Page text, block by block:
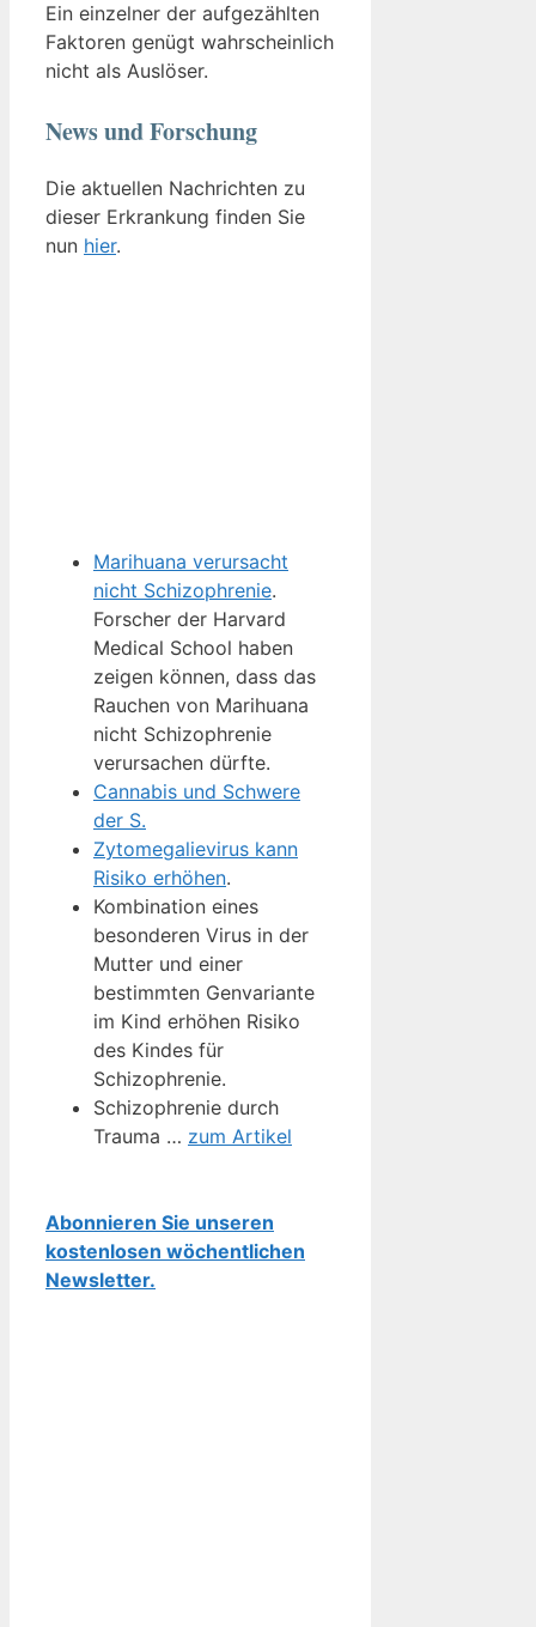
Ein einzelner der aufgezählten
Faktoren genügt wahrscheinlich
nicht als Auslöser.
News und Forschung
Die aktuellen Nachrichten zu
dieser Erkrankung finden Sie
nun hier.
Marihuana verursacht
nicht Schizophrenie.
Forscher der Harvard
Medical School haben
zeigen können, dass das
Rauchen von Marihuana
nicht Schizophrenie
verursachen dürfte.
Cannabis und Schwere
der S.
Zytomegalievirus kann
Risiko erhöhen.
Kombination eines
besonderen Virus in der
Mutter und einer
bestimmten Genvariante
im Kind erhöhen Risiko
des Kindes für
Schizophrenie.
Schizophrenie durch
Trauma … zum Artikel
Abonnieren Sie unseren
kostenlosen wöchentlichen
Newsletter.